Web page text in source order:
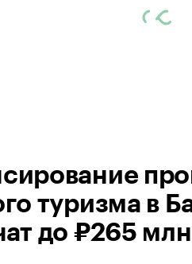
туризма в
до ₽265 млн